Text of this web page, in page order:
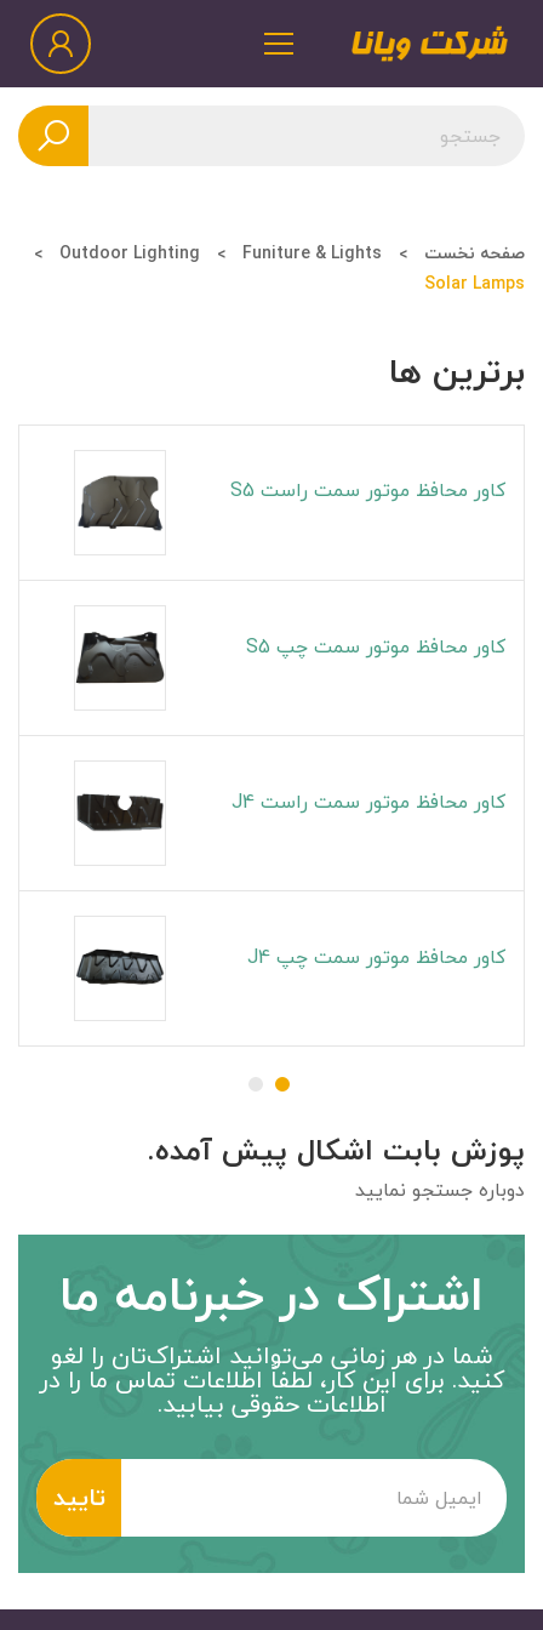
صفحه نخست Funiture & Lights
Outdoor Lighting
Solar Lamps
برترین ها
کاور محافظ موتور سمت راست S5
کاور محافظ موتور سمت چپ S5
کاور محافظ موتور سمت راست J4
کاور محافظ موتور سمت چپ J4
پوزش بابت اشکال پیش آمده.
دوباره جستجو نمایید
اشتراک در خبرنامه ما
شما در هر زمانی می‌توانید اشتراک‌تان را لغو
کنید. برای این کار، لطفاً اطلاعات تماس ما را در
اطلاعات حقوقی بیابید.